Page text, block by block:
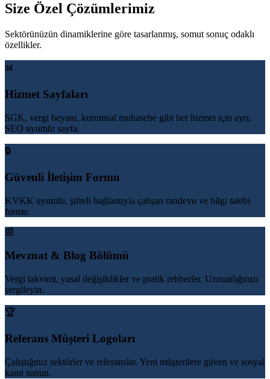
Size Özel Çözümlerimiz
Sektörünüzün dinamiklerine göre tasarlanmış, somut sonuç odaklı
özellikler.
📊
Hizmet Sayfaları
SGK, vergi beyanı, kurumsal muhasebe gibi her hizmet için ayrı,
SEO uyumlu sayfa.
🔒
Güvenli İletişim Formu
KVKK uyumlu, şifreli bağlantıyla çalışan randevu ve bilgi talebi
formu.
📰
Mevzuat & Blog Bölümü
Vergi takvimi, yasal değişiklikler ve pratik rehberler. Uzmanlığınızı
sergileyin.
🏆
Referans Müşteri Logoları
Çalıştığınız sektörler ve referanslar. Yeni müşterilere güven ve sosyal
kanıt sunun.